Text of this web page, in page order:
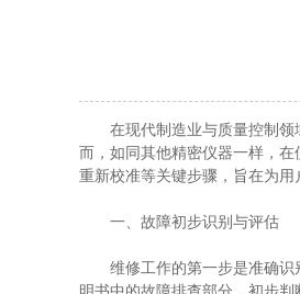
在现代制造业与质量控制领域
而，如同其他精密仪器一样，
重新校准等关键步骤，旨在为用
一、故障初步识别与评估
维修工作的第一步是准确识别